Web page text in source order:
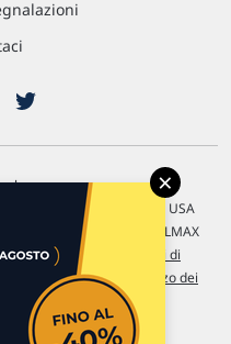
di 15 min. / MERCATO USA
Quotazioni fornite da LMAX
delle nostre
Condizioni di
sulla privacye dell'
Utilizzo dei
×